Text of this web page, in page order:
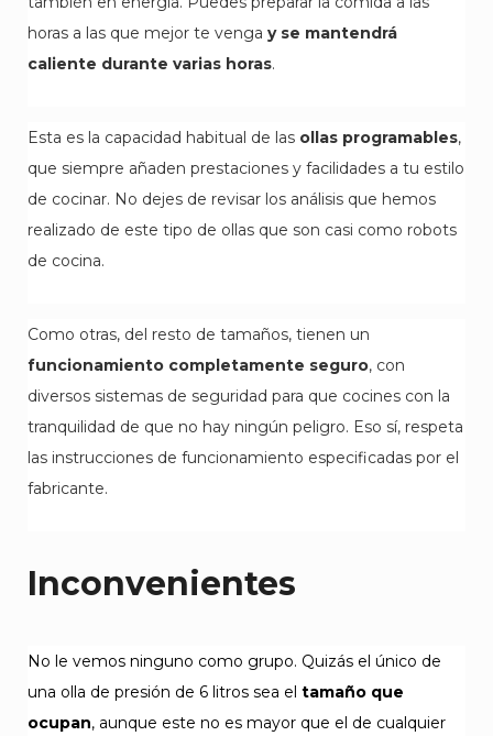
horas a las que mejor te venga y se mantendrá
caliente durante varias horas.
Esta es la capacidad habitual de las ollas programables,
que siempre añaden prestaciones y facilidades a tu estilo
de cocinar. No dejes de revisar los análisis que hemos
realizado de este tipo de ollas que son casi como robots
de cocina.
Como otras, del resto de tamaños, tienen un
funcionamiento completamente seguro, con
diversos sistemas de seguridad para que cocines con la
tranquilidad de que no hay ningún peligro. Eso sí, respeta
las instrucciones de funcionamiento especificadas por el
fabricante.
Inconvenientes
No le vemos ninguno como grupo. Quizás el único de
una olla de presión de 6 litros sea el tamaño que
ocupan, aunque este no es mayor que el de cualquier